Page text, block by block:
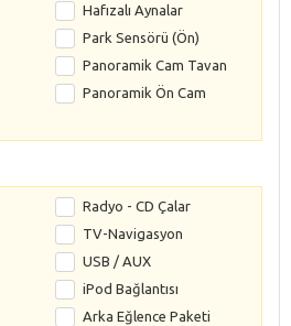
Hafızalı Aynalar
Park Sensörü (Ön)
Panoramik Cam Tavan
Panoramik Ön Cam
Radyo - CD Çalar
TV-Navigasyon
USB / AUX
iPod Bağlantısı
Arka Eğlence Paketi